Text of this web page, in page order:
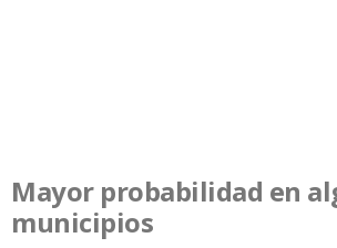
Mayor probabilidad en
municipios